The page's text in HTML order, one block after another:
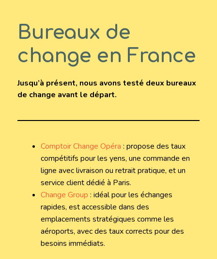
Bureaux de
change en France
Jusqu’à présent, nous avons testé deux bureaux
de change avant le départ.
Comptoir Change Opéra : propose des taux
compétitifs pour les yens, une commande en
ligne avec livraison ou retrait pratique, et un
service client dédié à Paris.
Change Group : idéal pour les échanges
rapides, est accessible dans des
emplacements stratégiques comme les
aéroports, avec des taux corrects pour des
besoins immédiats.